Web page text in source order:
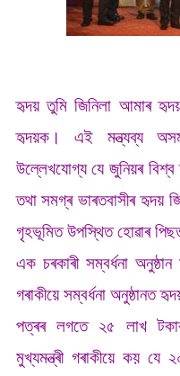
হৃদয় তুমি জিনিলা আমাৰ
হৃদয়ক। এই মন্ত্যব্য অসমৰ
উল্লেখযোগ্য যে জুনিয়ৰ বিশ্ব
তথা সমগ্ৰ ভাৰতবাসীৰ হৃদয়
গৃহভূমিত উপস্থিত হোৱাৰ
এক চৰকাৰী সম্বৰ্ধনা
গৰাকীয়ে সম্বৰ্ধনা অনুষ্ঠানত
পত্ৰৰ লগতে ২৫ লাখ
মুখ্যমন্ত্ৰী গৰাকীয়ে কয়